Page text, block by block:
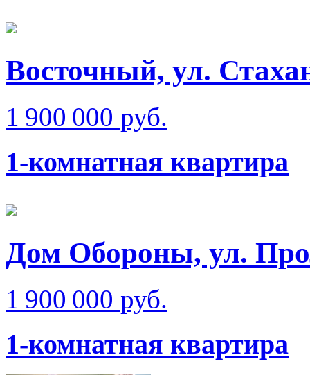
Восточный, ул.
1 900 000 руб.
1-комнатная квартира
Дом Обороны, ул.
1 900 000 руб.
1-комнатная квартира